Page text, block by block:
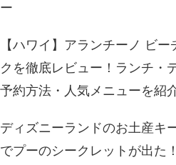
ー
【ハワイ】アランチーノ ビー
クを徹底レビュー！ランチ・
予約方法・人気メニューを紹
ディズニーランドのお土産キ
でプーのシークレットが出た